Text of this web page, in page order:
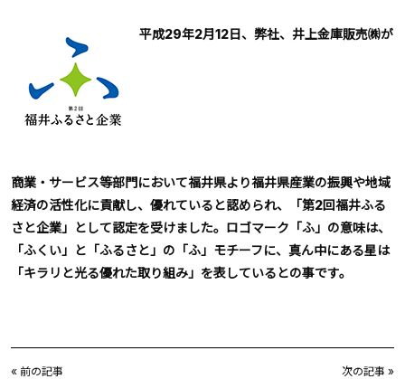
平成29年2月12日、弊社、井上金庫販売㈱が
商業・サービス等部門において福井県より福井県産業の振興や地域
経済の活性化に貢献し、優れていると認められ、「第2回福井ふる
さと企業」として認定を受けました。ロゴマーク「ふ」の意味は、
「ふくい」と「ふるさと」の「ふ」モチーフに、真ん中にある星は
「キラリと光る優れた取り組み」を表しているとの事です。
« 前の記事 次の記事 »